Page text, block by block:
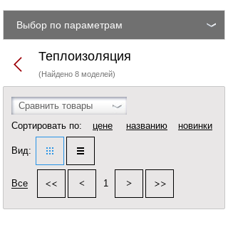
Выбор по параметрам
Теплоизоляция
(Найдено 8 моделей)
Сравнить товары
Сортировать по:
цене названию новинки
Вид:
Все 1